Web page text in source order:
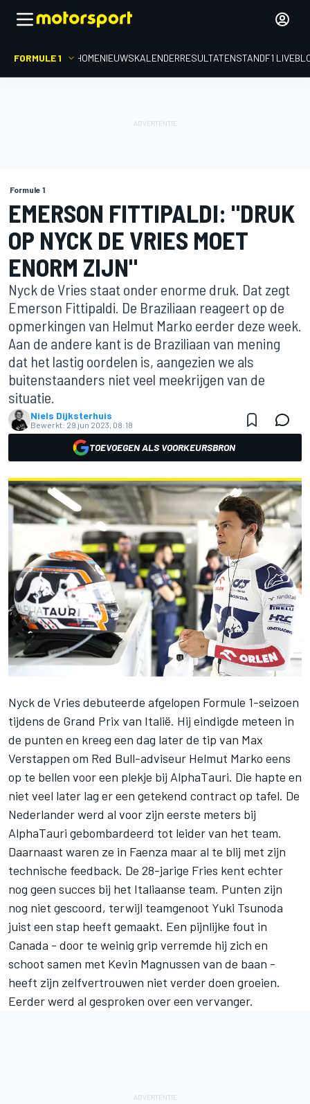
FORMULE 1 HOMENIEUWSKALENDERRESULTATENSTANDF1
Formule 1
EMERSON FITTIPALDI: "DRUK
OP NYCK DE VRIES MOET
ENORM ZIJN"
Nyck de Vries staat onder enorme druk. Dat zegt
Emerson Fittipaldi. De Braziliaan reageert op de
opmerkingen van Helmut Marko eerder deze week.
Aan de andere kant is de Braziliaan van mening
dat het lastig oordelen is, aangezien we als
buitenstaanders niet veel meekrijgen van de
situatie.
Niels Dijksterhuis
Bewerkt: 29 jun 2023, 08:18
TOEVOEGEN ALS VOORKEURSBRON
Nyck de Vries debuteerde afgelopen Formule 1-seizoen
tijdens de Grand Prix van Italië. Hij eindigde meteen in
de punten en kreeg een dag later de tip van Max
Verstappen om Red Bull-adviseur Helmut Marko eens
op te bellen voor een plekje bij AlphaTauri. Die hapte en
niet veel later lag er een getekend contract op tafel. De
Nederlander werd al voor zijn eerste meters bij
AlphaTauri gebombardeerd tot leider van het team.
Daarnaast waren ze in Faenza maar al te blij met zijn
technische feedback. De 28-jarige Fries kent echter
nog geen succes bij het Italiaanse team. Punten zijn
nog niet gescoord, terwijl teamgenoot Yuki Tsunoda
juist een stap heeft gemaakt. Een pijnlijke fout in
Canada - door te weinig grip verremde hij zich en
schoot samen met Kevin Magnussen van de baan -
heeft zijn zelfvertrouwen niet verder doen groeien.
Eerder werd al gesproken over een vervanger.